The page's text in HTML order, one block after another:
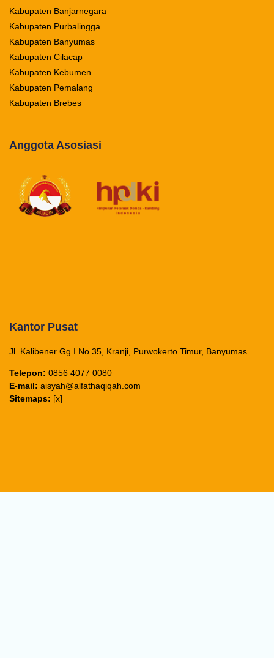
Kabupaten Banjarnegara
Kabupaten Purbalingga
Kabupaten Banyumas
Kabupaten Cilacap
Kabupaten Kebumen
Kabupaten Pemalang
Kabupaten Brebes
Anggota Asosiasi
Kantor Pusat
Jl. Kalibener Gg.I No.35, Kranji, Purwokerto Timur, Banyumas
Telepon: 0856 4077 0080
E-mail: aisyah@alfathaqiqah.com
Sitemaps: [x]